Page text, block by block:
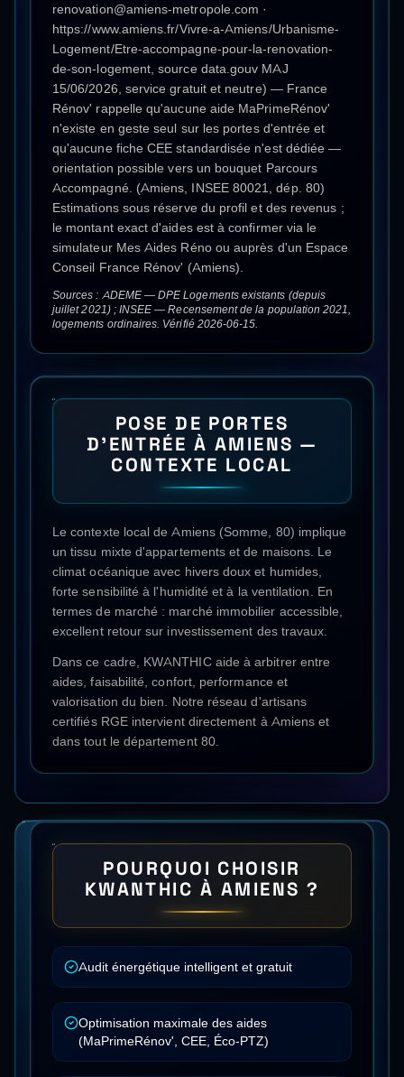
renovation@amiens-metropole.com ·
https://www.amiens.fr/Vivre-a-Amiens/Urbanisme-
Logement/Etre-accompagne-pour-la-renovation-
de-son-logement, source data.gouv MAJ
15/06/2026, service gratuit et neutre) — France
Rénov' rappelle qu'aucune aide MaPrimeRénov'
n'existe en geste seul sur les portes d'entrée et
qu'aucune fiche CEE standardisée n'est dédiée —
orientation possible vers un bouquet Parcours
Accompagné. (Amiens, INSEE 80021, dép. 80)
Estimations sous réserve du profil et des revenus ;
le montant exact d'aides est à confirmer via le
simulateur Mes Aides Réno ou auprès d'un Espace
Conseil France Rénov' (Amiens).
Sources : ADEME — DPE Logements existants (depuis
juillet 2021) ; INSEE — Recensement de la population 2021,
logements ordinaires. Vérifié 2026-06-15.
POSE DE PORTES
D'ENTRÉE À AMIENS —
CONTEXTE LOCAL
Le contexte local de Amiens (Somme, 80) implique
un tissu mixte d'appartements et de maisons. Le
climat océanique avec hivers doux et humides,
forte sensibilité à l'humidité et à la ventilation. En
termes de marché : marché immobilier accessible,
excellent retour sur investissement des travaux.
Dans ce cadre, KWANTHIC aide à arbitrer entre
aides, faisabilité, confort, performance et
valorisation du bien. Notre réseau d'artisans
certifiés RGE intervient directement à Amiens et
dans tout le département 80.
POURQUOI CHOISIR
KWANTHIC À AMIENS ?
Audit énergétique intelligent et gratuit
Optimisation maximale des aides
(MaPrimeRénov', CEE, Éco-PTZ)